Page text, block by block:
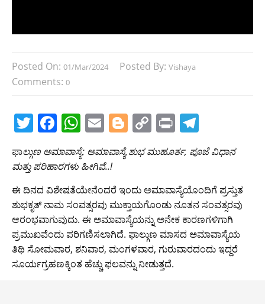
Posted On: 01/Mar/2024 Posted By: Vishaya
Comments: 0
T
itt
er
F
a
c
e
b
o
o
k
W
h
at
s
A
p
p
E
ai
Bl
o
g
g
er
C
o
p
y
Li
n
k
Pr
in
t
el
e
gr
a
m
ಫಾಲ್ಗುಣ ಅಮಾವಾಸ್ಯೆ: ಅಮಾವಾಸ್ಯೆ ಶುಭ ಮುಹೂರ್ತ, ಪೂಜೆ ವಿಧಾನ
ಮತ್ತು ಪರಿಹಾರಗಳು ಹೀಗಿವೆ..!
ಈ ದಿನದ ವಿಶೇಷತೆಯೇನೆಂದರೆ ಇಂದು ಅಮಾವಾಸ್ಯೆಯೊಂದಿಗೆ ಪ್ರಸ್ತುತ
ಶುಭಕೃತ್ ನಾಮ ಸಂವತ್ಸರವು ಮುಕ್ತಾಯಗೊಂಡು ನೂತನ ಸಂವತ್ಸರವು
ಆರಂಭವಾಗುವುದು. ಈ ಅಮಾವಾಸ್ಯೆಯನ್ನು ಅನೇಕ ಕಾರಣಗಳಿಗಾಗಿ
ಪ್ರಮುಖವೆಂದು ಪರಿಗಣಿಸಲಾಗಿದೆ. ಫಾಲ್ಗುಣ ಮಾಸದ ಅಮಾವಾಸ್ಯೆಯ
ತಿಥಿ ಸೋಮವಾರ, ಶನಿವಾರ, ಮಂಗಳವಾರ, ಗುರುವಾರದಂದು ಇದ್ದರೆ
ಸೂರ್ಯಗ್ರಹಣಕ್ಕಿಂತ ಹೆಚ್ಚು ಫಲವನ್ನು ನೀಡುತ್ತದೆ.